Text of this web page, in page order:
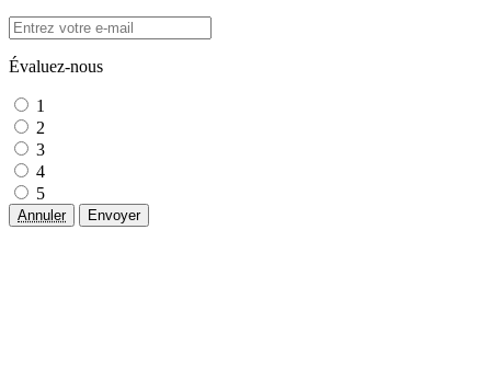
Évaluez-nous
1
2
3
4
5
Annuler Envoyer